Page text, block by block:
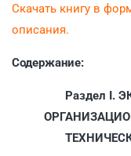
Скачать книгу в
описания.
Содержание:
Раздел I.